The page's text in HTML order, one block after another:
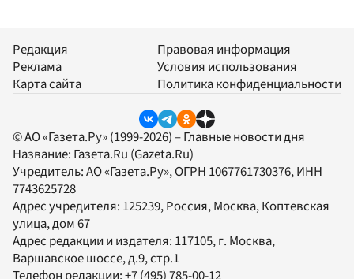
Редакция
Реклама
Карта сайта
Правовая информация
Условия использования
Политика конфиденциальности
© АО «Газета.Ру» (1999-2026) – Главные новости дня
Название: Газета.Ru (Gazeta.Ru)
Учредитель:АО «Газета.Ру», ОГРН 1067761730376, ИНН
7743625728
Адрес учредителя: 125239, Россия, Москва, Коптевская
улица, дом 67
Адрес редакции и издателя: 117105, г. Москва,
Варшавское шоссе, д.9, стр.1